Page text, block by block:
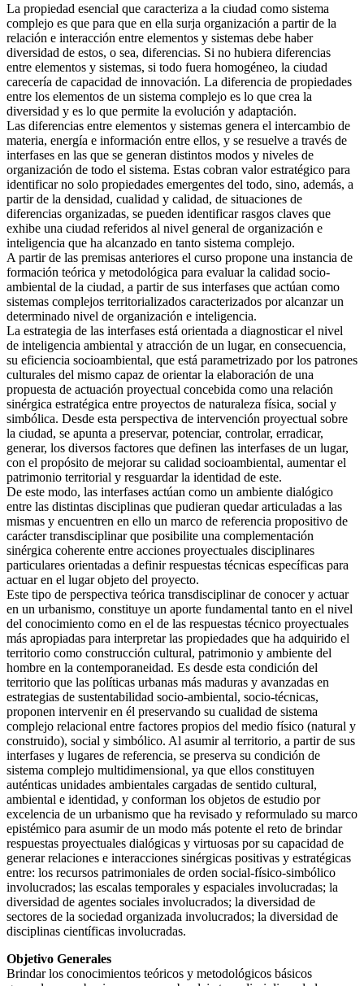
La propiedad esencial que caracteriza a la ciudad como sistema
complejo es que para que en ella surja organización a partir de la
relación e interacción entre elementos y sistemas debe haber
diversidad de estos, o sea, diferencias. Si no hubiera diferencias
entre elementos y sistemas, si todo fuera homogéneo, la ciudad
carecería de capacidad de innovación. La diferencia de propiedades
entre los elementos de un sistema complejo es lo que crea la
diversidad y es lo que permite la evolución y adaptación.
Las diferencias entre elementos y sistemas genera el intercambio de
materia, energía e información entre ellos, y se resuelve a través de
interfases en las que se generan distintos modos y niveles de
organización de todo el sistema. Estas cobran valor estratégico para
identificar no solo propiedades emergentes del todo, sino, además, a
partir de la densidad, cualidad y calidad, de situaciones de
diferencias organizadas, se pueden identificar rasgos claves que
exhibe una ciudad referidos al nivel general de organización e
inteligencia que ha alcanzado en tanto sistema complejo.
A partir de las premisas anteriores el curso propone una instancia de
formación teórica y metodológica para evaluar la calidad socio-
ambiental de la ciudad, a partir de sus interfases que actúan como
sistemas complejos territorializados caracterizados por alcanzar un
determinado nivel de organización e inteligencia.
La estrategia de las interfases está orientada a diagnosticar el nivel
de inteligencia ambiental y atracción de un lugar, en consecuencia,
su eficiencia socioambiental, que está parametrizado por los patrones
culturales del mismo capaz de orientar la elaboración de una
propuesta de actuación proyectual concebida como una relación
sinérgica estratégica entre proyectos de naturaleza física, social y
simbólica. Desde esta perspectiva de intervención proyectual sobre
la ciudad, se apunta a preservar, potenciar, controlar, erradicar,
generar, los diversos factores que definen las interfases de un lugar,
con el propósito de mejorar su calidad socioambiental, aumentar el
patrimonio territorial y resguardar la identidad de este.
De este modo, las interfases actúan como un ambiente dialógico
entre las distintas disciplinas que pudieran quedar articuladas a las
mismas y encuentren en ello un marco de referencia propositivo de
carácter transdisciplinar que posibilite una complementación
sinérgica coherente entre acciones proyectuales disciplinares
particulares orientadas a definir respuestas técnicas específicas para
actuar en el lugar objeto del proyecto.
Este tipo de perspectiva teórica transdisciplinar de conocer y actuar
en un urbanismo, constituye un aporte fundamental tanto en el nivel
del conocimiento como en el de las respuestas técnico proyectuales
más apropiadas para interpretar las propiedades que ha adquirido el
territorio como construcción cultural, patrimonio y ambiente del
hombre en la contemporaneidad. Es desde esta condición del
territorio que las políticas urbanas más maduras y avanzadas en
estrategias de sustentabilidad socio-ambiental, socio-técnicas,
proponen intervenir en él preservando su cualidad de sistema
complejo relacional entre factores propios del medio físico (natural y
construido), social y simbólico. Al asumir al territorio, a partir de sus
interfases y lugares de referencia, se preserva su condición de
sistema complejo multidimensional, ya que ellos constituyen
auténticas unidades ambientales cargadas de sentido cultural,
ambiental e identidad, y conforman los objetos de estudio por
excelencia de un urbanismo que ha revisado y reformulado su marco
epistémico para asumir de un modo más potente el reto de brindar
respuestas proyectuales dialógicas y virtuosas por su capacidad de
generar relaciones e interacciones sinérgicas positivas y estratégicas
entre: los recursos patrimoniales de orden social-físico-simbólico
involucrados; las escalas temporales y espaciales involucradas; la
diversidad de agentes sociales involucrados; la diversidad de
sectores de la sociedad organizada involucrados; la diversidad de
disciplinas científicas involucradas.
Objetivo Generales
Brindar los conocimientos teóricos y metodológicos básicos